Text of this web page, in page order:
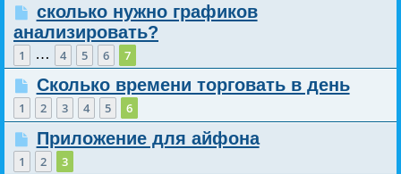
сколько нужно графиков
анализировать?
1 … 4 5 6 7
Сколько времени торговать в день
1 2 3 4 5 6
Приложение для айфона
1 2 3